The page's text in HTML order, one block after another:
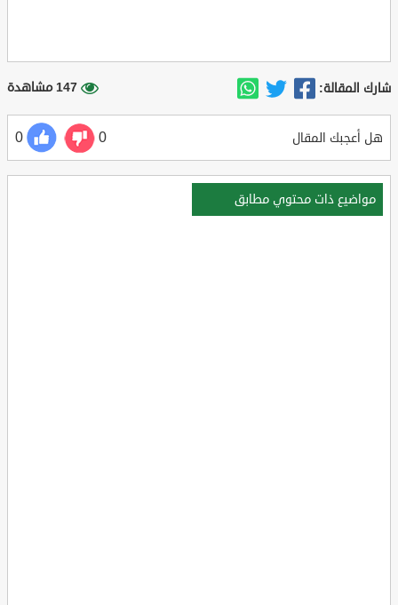
شارك المقالة: 147 مشاهدة
هل أعجبك المقال 0
0
مواضيع ذات محتوي مطابق